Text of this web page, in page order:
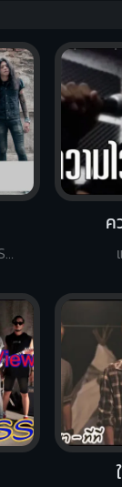
7Days Crazy ft.Ple Sammy
ค